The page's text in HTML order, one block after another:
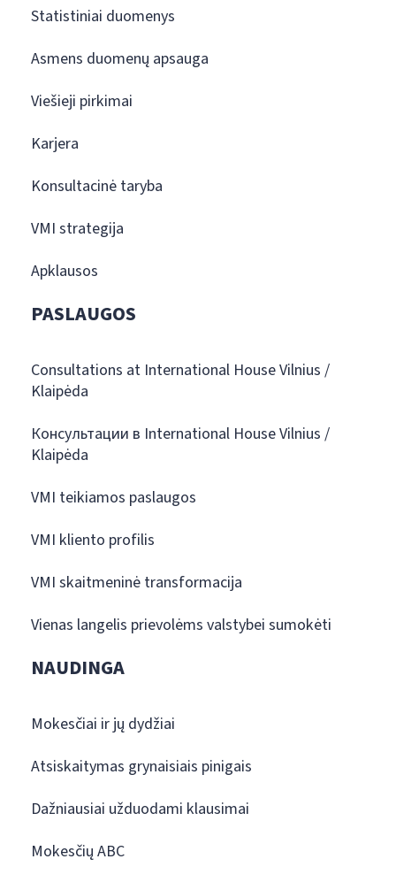
Statistiniai duomenys
Asmens duomenų apsauga
Viešieji pirkimai
Karjera
Konsultacinė taryba
VMI strategija
Apklausos
PASLAUGOS
Consultations at International House Vilnius /
Klaipėda
Консультации в International House Vilnius /
Klaipėda
VMI teikiamos paslaugos
VMI kliento profilis
VMI skaitmeninė transformacija
Vienas langelis prievolėms valstybei sumokėti
NAUDINGA
Mokesčiai ir jų dydžiai
Atsiskaitymas grynaisiais pinigais
Dažniausiai užduodami klausimai
Mokesčių ABC